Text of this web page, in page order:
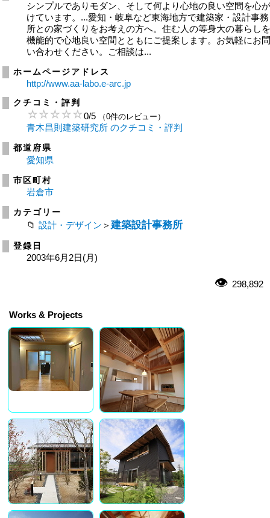
シンプルでありモダン、そして何より心地の良い空間を心
けています。...愛知・岐阜など東海地方で建築家・設計事務
所との家づくりをお考えの方へ。住む人の等身大の暮らし
機能的で心地良い空間とともにご提案します。お気軽にお
い合わせください。ご相談は...
ホームページアドレス
http://www.aa-labo.e-arc.jp
クチコミ・評判
0/5 （0件のレビュー）
青木昌則建築研究所 のクチコミ・評判
都道府県
愛知県
市区町村
岩倉市
カテゴリー
設計・デザイン ＞ 建築設計事務所
登録日
2003年6月2日(月)
298,892
Works & Projects